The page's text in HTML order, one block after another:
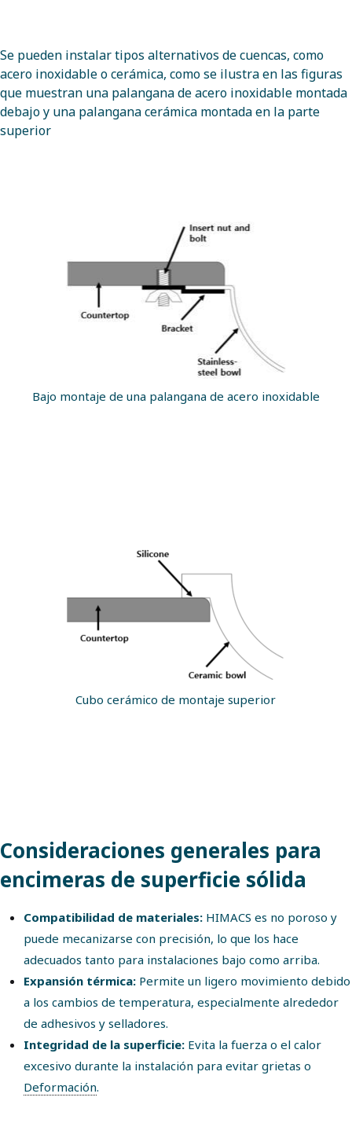
Se pueden instalar tipos alternativos de cuencas, como
acero inoxidable o cerámica, como se ilustra en las figuras
que muestran una palangana de acero inoxidable montada
debajo y una palangana cerámica montada en la parte
superior
Bajo montaje de una palangana de acero inoxidable
Cubo cerámico de montaje superior
Consideraciones generales para
encimeras de superficie sólida
Compatibilidad de materiales: HIMACS es no poroso y
puede mecanizarse con precisión, lo que los hace
adecuados tanto para instalaciones bajo como arriba.
Expansión térmica: Permite un ligero movimiento debido
a los cambios de temperatura, especialmente alrededor
de adhesivos y selladores.
Integridad de la superficie: Evita la fuerza o el calor
excesivo durante la instalación para evitar grietas o
Deformación.